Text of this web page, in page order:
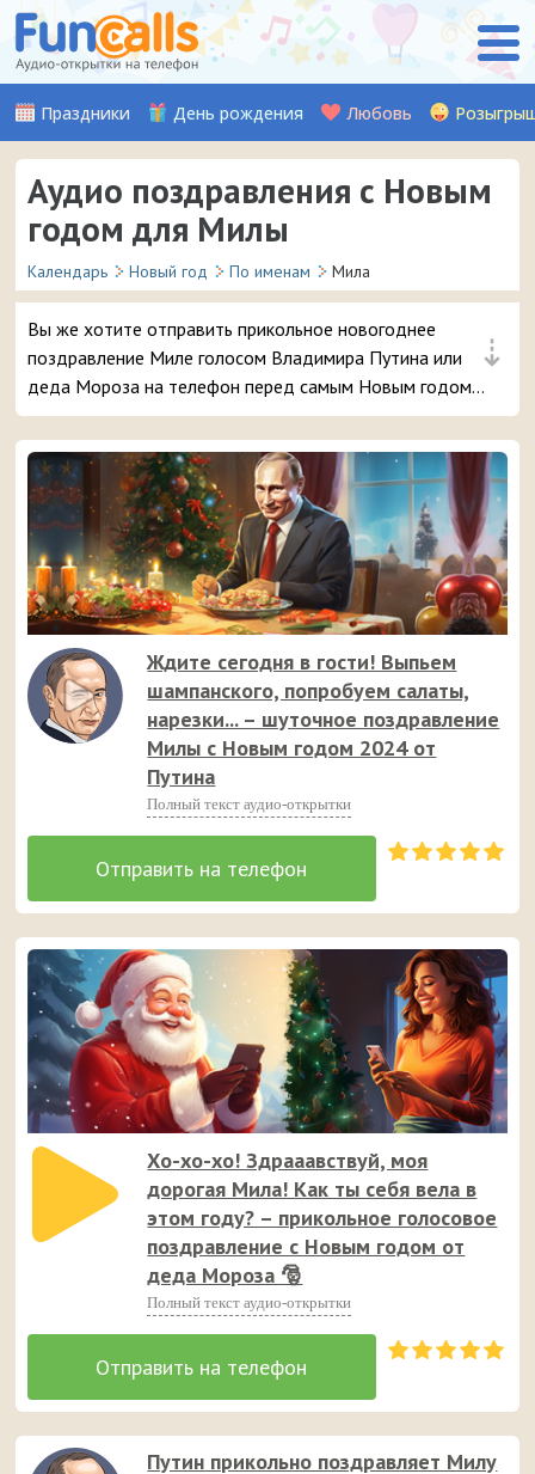
Праздники День рождения Любовь
Аудио поздравления с Новым
годом для Милы
Календарь Новый год По именам Мила
⇣
Вы же хотите отправить прикольное новогоднее
поздравление Миле голосом Владимира Путина или
деда Мороза на телефон перед самым Новым годом?
😜 Обещаем, ей точно понравится – и неожиданный
звонок и такое доброе аудио поздравление 🔥 👏
Ждите сегодня в гости! Выпьем
шампанского, попробуем салаты,
нарезки... – шуточное поздравление
Милы с Новым годом 2024 от
Путина
Полный текст аудио-открытки
Хо-хо-хо! Здрааавствуй, моя
дорогая Мила! Как ты себя вела в
этом году? – прикольное голосовое
поздравление с Новым годом от
деда Мороза 🎅
Полный текст аудио-открытки
Путин прикольно поздравляет Милу